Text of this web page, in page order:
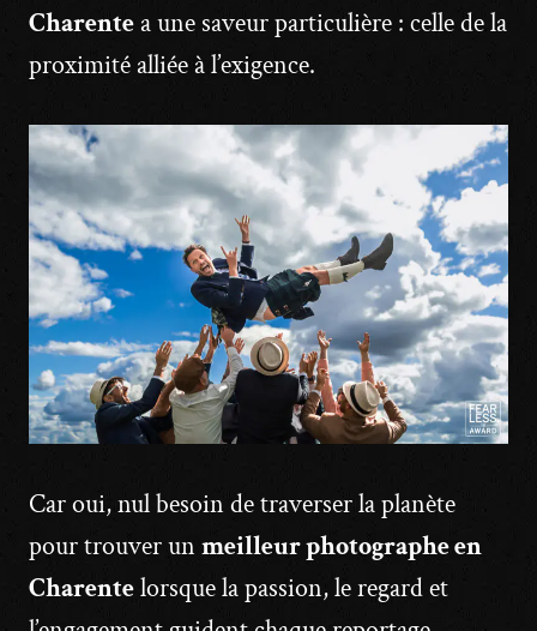
Charentea une saveur particulière : celle de la
proximité alliée à l’exigence.
Car oui, nul besoin de traverser la planète
pour trouver un meilleur photographe en
Charentelorsque la passion, le regard et